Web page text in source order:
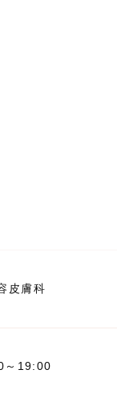
皮膚科
～19:00